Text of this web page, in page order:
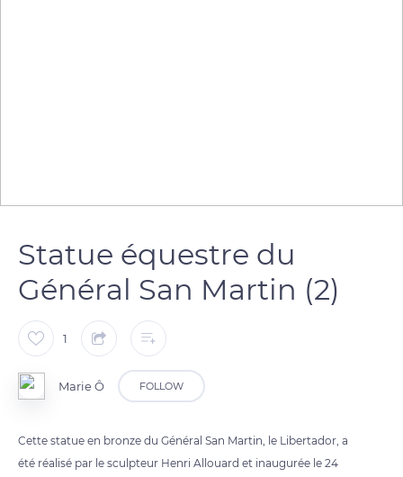
Statue équestre du
Général San Martin (2)
1
Marie Ô FOLLOW
Cette statue en bronze du Général San Martin, le Libertador, a
été réalisé par le sculpteur Henri Allouard et inaugurée le 24